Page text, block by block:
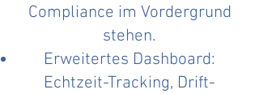
Compliance im Vordergrund
stehen.
Erweitertes Dashboard:
Echtzeit-Tracking, Drift-